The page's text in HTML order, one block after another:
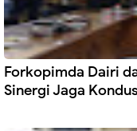
Forkopimda Dairi
Sinergi Jaga